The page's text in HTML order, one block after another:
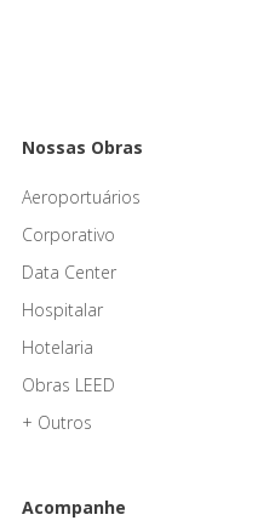
Nossas Obras
Aeroportuários
Corporativo
Data Center
Hospitalar
Hotelaria
Obras LEED
+ Outros
Acompanhe